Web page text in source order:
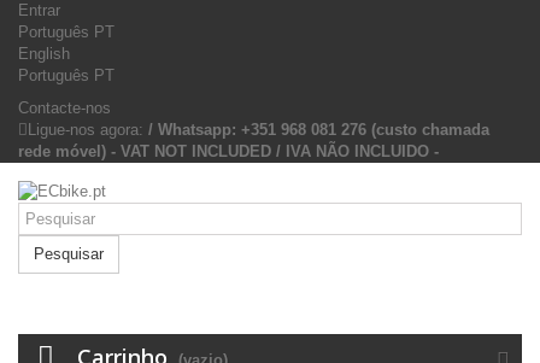
Entrar
Português PT
English
Português PT
Contacte-nos
Ligue-nos agora: / Whatsapp: +351 968 081 276 (custo chamada
rede móvel) - VAT NOT INCLUDED / IVA NÃO INCLUIDO -
Pesquisar
Carrinho